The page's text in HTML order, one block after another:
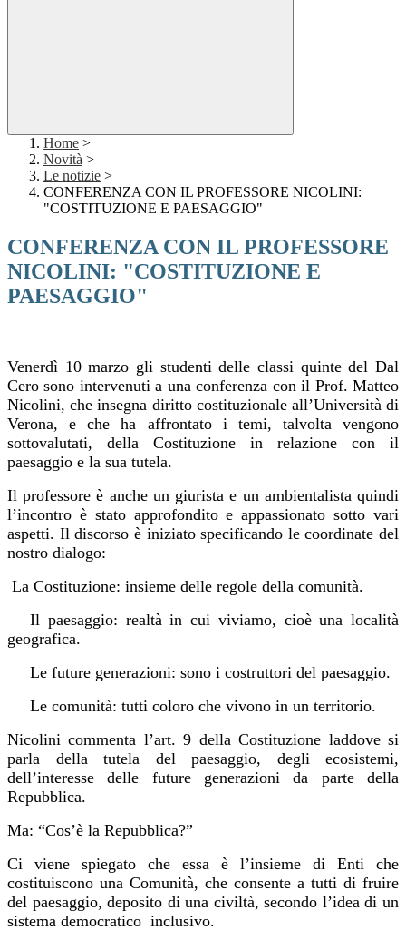
Home >
Novità >
Le notizie >
CONFERENZA CON IL PROFESSORE NICOLINI:
"COSTITUZIONE E PAESAGGIO"
CONFERENZA CON IL PROFESSORE
NICOLINI: "COSTITUZIONE E
PAESAGGIO"
Venerdì 10 marzo gli studenti delle classi quinte del Dal
Cero sono intervenuti a una conferenza con il Prof. Matteo
Nicolini, che insegna diritto costituzionale all’Università di
Verona, e che ha affrontato i temi, talvolta vengono
sottovalutati, della Costituzione in relazione con il
paesaggio e la sua tutela.
Il professore è anche un giurista e un ambientalista quindi
l’incontro è stato approfondito e appassionato sotto vari
aspetti. Il discorso è iniziato specificando le coordinate del
nostro dialogo:
La Costituzione: insieme delle regole della comunità.
Il paesaggio: realtà in cui viviamo, cioè una località
geografica.
Le future generazioni: sono i costruttori del paesaggio.
Le comunità: tutti coloro che vivono in un territorio.
Nicolini commenta l’art. 9 della Costituzione laddove si
parla della tutela del paesaggio, degli ecosistemi,
dell’interesse delle future generazioni da parte della
Repubblica.
Ma: “Cos’è la Repubblica?”
Ci viene spiegato che essa è l’insieme di Enti che
costituiscono una Comunità, che consente a tutti di fruire
del paesaggio, deposito di una civiltà, secondo l’idea di un
sistema democratico inclusivo.